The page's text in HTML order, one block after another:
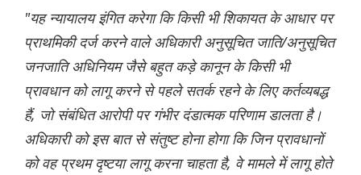
"यह न्यायालय इंगित करेगा कि किसी भी शिकायत के आधार पर
प्राथमिकी दर्ज करने वाले अधिकारी अनुसूचित जाति/अनुसूचित
जनजाति अधिनियम जैसे बहुत कड़े कानून के किसी भी
प्रावधान को लागू करने से पहले सतर्क रहने के लिए कर्तव्यबद्ध
हैं, जो संबंधित आरोपी पर गंभीर दंडात्मक परिणाम डालता है।
अधिकारी को इस बात से संतुष्ट होना होगा कि जिन प्रावधानों
को वह प्रथम दृष्टया लागू करना चाहता है, वे मामले में लागू होते